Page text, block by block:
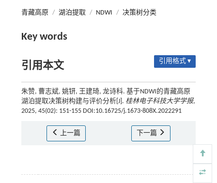
青藏高原 / 湖泊提取 / NDWI / 决策树分类
Key words
引用本文 引用格式 ▾
朱赞, 曹志斌, 姚钘, 王建琦, 龙诗科. 基于NDWI的青藏高原
湖泊提取决策树构建与评价分析[J]. 桂林电子科技大学学报,
2025, 45(02): 151-155 DOI:10.16725/j.1673-808X.2022291
上一篇 下一篇